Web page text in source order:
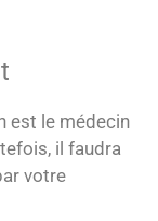
est le médecin
il faudra
votre